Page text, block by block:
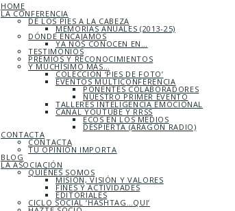
HOME
LA CONFERENCIA
DE LOS PIES A LA CABEZA
MEMORIAS ANUALES (2013-25)
DÓNDE ENCAJAMOS
YA NOS CONOCEN EN…
TESTIMONIOS
PREMIOS Y RECONOCIMIENTOS
Y MUCHÍSIMO MÁS…
COLECCIÓN ‘PIES DE FOTO’
EVENTOS MULTICONFERENCIA
PONENTES COLABORADORES
NUESTRO PRIMER EVENTO
TALLERES INTELIGENCIA EMOCIONAL
CANAL YOUTUBE Y RRSS
ECOS EN LOS MEDIOS
DESPIERTA (ARAGÓN RADIO)
CONTACTA
CONTACTA
TU OPINIÓN IMPORTA
BLOG
LA ASOCIACIÓN
QUIÉNES SOMOS
MISIÓN, VISIÓN Y VALORES
FINES Y ACTIVIDADES
EDITORIALES
CICLO SOCIAL ‘HASHTAG…QUI’